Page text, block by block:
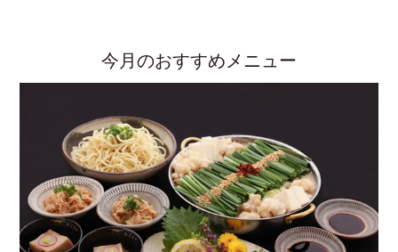
今月のおすすめメニュー